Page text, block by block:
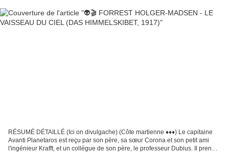
RÉSUMÉ DÉTAILLÉ (Ici on divulgache) (Côte martienne ♦♦♦) Le capitaine
Avanti Planetaros est reçu par son père, sa sœur Corona et son petit ami
l'ingénieur Krafft, et un collègue de son père, le professeur Dubius. Il prend